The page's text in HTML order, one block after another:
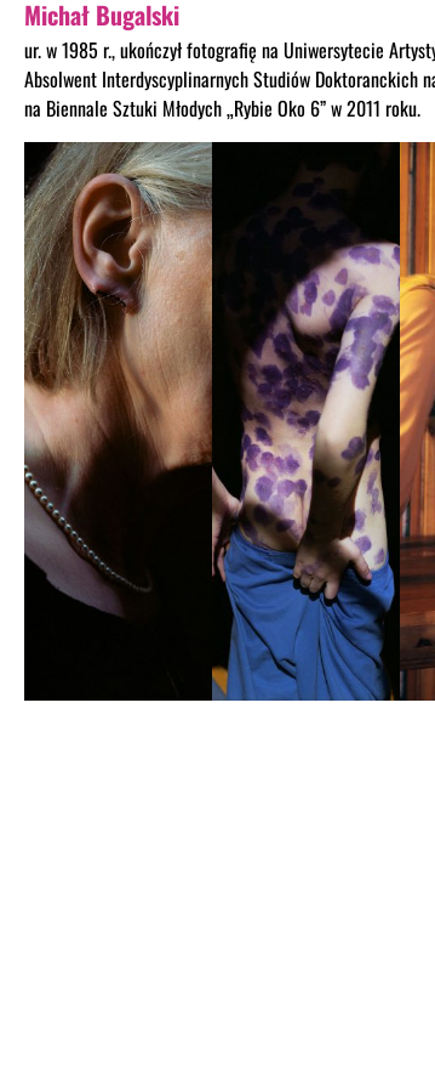
Michał Bugalski
ur. w 1985 r., ukończył fotografię na Uniwersytecie
Absolwent Interdyscyplinarnych Studiów Doktoranckich
na Biennale Sztuki Młodych „Rybie Oko 6” w 2011 roku.